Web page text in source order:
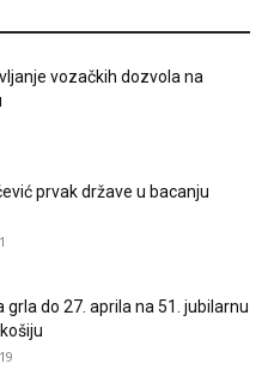
vozačkih dozvola na
prvak države u bacanju
grla do 27. aprila na 51. jubilarnu